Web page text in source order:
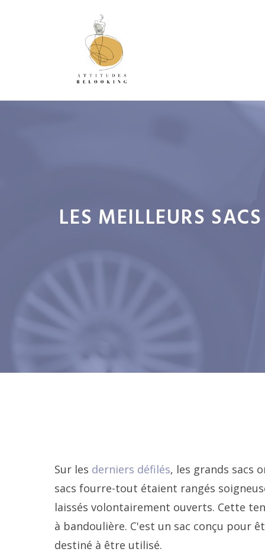
LES MEILLEURS
Sur les derniers défilés, les grands sacs
sacs fourre-tout étaient rangés
laissés volontairement ouverts. Cette
à bandoulière. C'est un sac conçu pour
destiné à être utilisé.